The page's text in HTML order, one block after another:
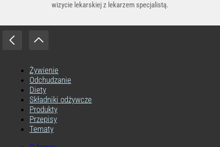
wizycie lekarskiej z lekarzem specjalistą.
Żywienie
Odchudzanie
Diety
Składniki odżywcze
Produkty
Przepisy
Tematy